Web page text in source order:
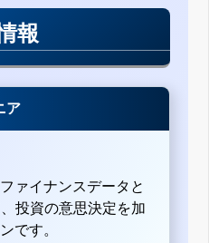
報
ア
ァイナンスデータと
投資の意思決定を加
です。